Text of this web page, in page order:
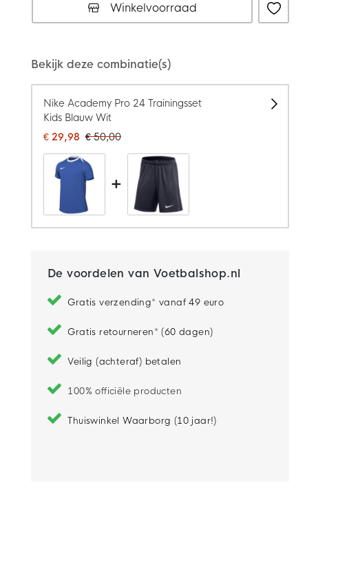
Winkelvoorraad
Bekijk deze combinatie(s)
Nike Academy Pro 24 Trainingsset
Kids Blauw Wit
€ 29,98 € 50,00
+
De voordelen van Voetbalshop.nl
Gratis verzending* vanaf 49 euro
Gratis retourneren* (60 dagen)
Veilig (achteraf) betalen
100% officiële producten
Thuiswinkel Waarborg (10 jaar!)